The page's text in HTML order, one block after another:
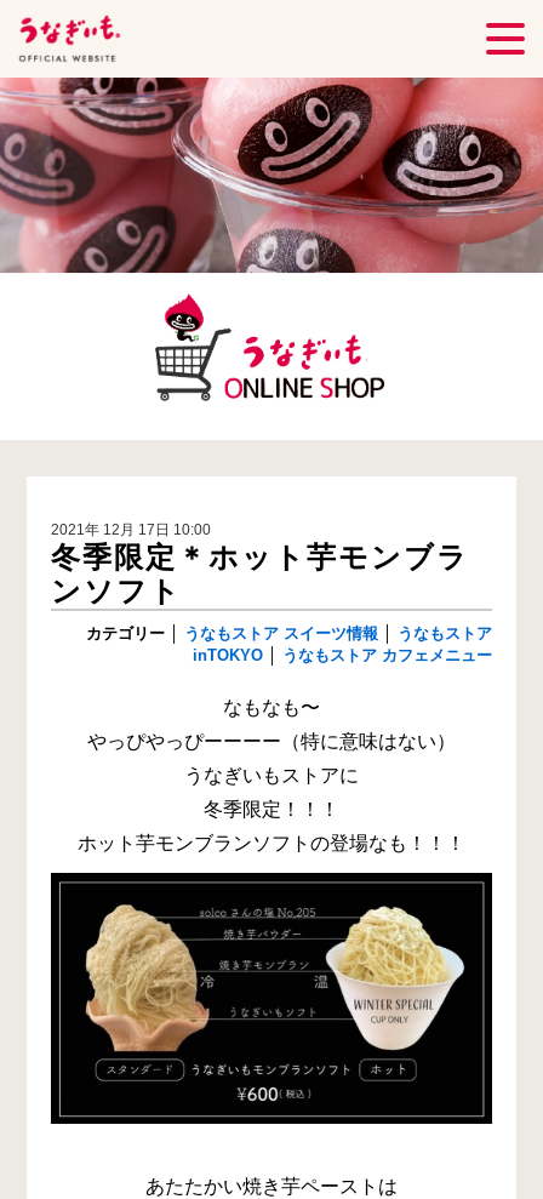
2021年 12月 17日 10:00
冬季限定＊ホット芋モンブラ
ンソフト
カテゴリー うなもストア スイーツ情報
うなもストア
inTOKYO
うなもストア カフェメニュー
なもなも〜
やっぴやっぴーーーー（特に意味はない）
うなぎいもストアに
冬季限定！！！
ホット芋モンブランソフトの登場なも！！！
あたたかい焼き芋ペーストは